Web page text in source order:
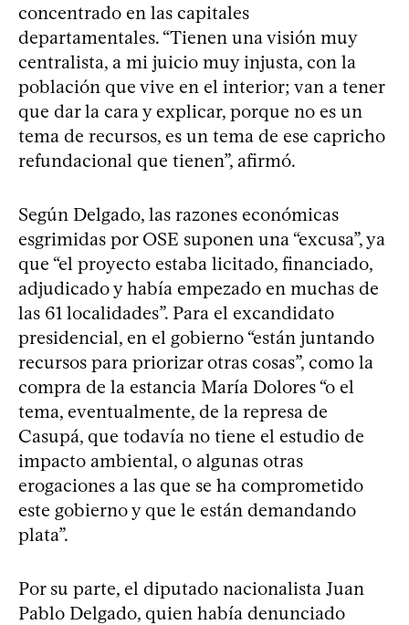
concentrado en las capitales
departamentales. “Tienen una visión muy
centralista, a mi juicio muy injusta, con la
población que vive en el interior; van a tener
que dar la cara y explicar, porque no es un
tema de recursos, es un tema de ese capricho
refundacional que tienen”, afirmó.
Según Delgado, las razones económicas
esgrimidas por OSE suponen una “excusa”, ya
que “el proyecto estaba licitado, financiado,
adjudicado y había empezado en muchas de
las 61 localidades”. Para el excandidato
presidencial, en el gobierno “están juntando
recursos para priorizar otras cosas”, como la
compra de la estancia María Dolores “o el
tema, eventualmente, de la represa de
Casupá, que todavía no tiene el estudio de
impacto ambiental, o algunas otras
erogaciones a las que se ha comprometido
este gobierno y que le están demandando
plata”.
Por su parte, el diputado nacionalista Juan
Pablo Delgado, quien había denunciado